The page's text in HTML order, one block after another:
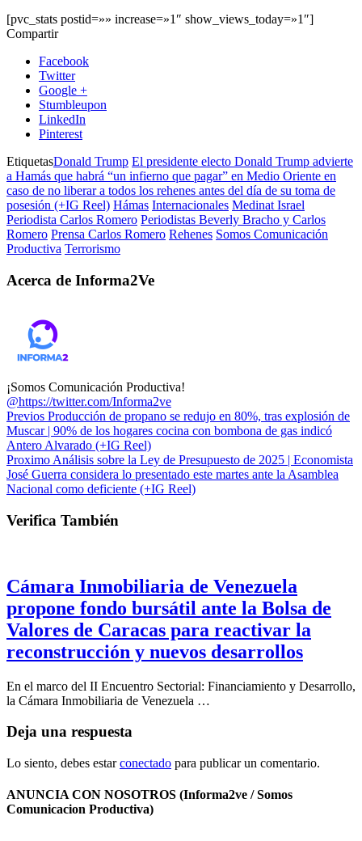
[pvc_stats postid=»» increase=»1″ show_views_today=»1″]
Compartir
Facebook
Twitter
Google +
Stumbleupon
LinkedIn
Pinterest
EtiquetasDonald Trump El presidente electo Donald Trump advierte
a Hamás que habrá “un infierno que pagar” en Medio Oriente en
caso de no liberar a todos los rehenes antes del día de su toma de
posesión (+IG Reel) Hámas Internacionales Medinat Israel
Periodista Carlos Romero Periodistas Beverly Bracho y Carlos
Romero Prensa Carlos Romero Rehenes Somos Comunicación
Productiva Terrorismo
Acerca de Informa2Ve
¡Somos Comunicación Productiva!
@https://twitter.com/Informa2ve
Previos Producción de propano se redujo en 80%, tras explosión de
Muscar | 90% de los hogares cocina con bombona de gas indicó
Antero Alvarado (+IG Reel)
Proximo Análisis sobre la Ley de Presupuesto de 2025 | Economista
José Guerra considera lo presentado este martes ante la Asamblea
Nacional como deficiente (+IG Reel)
Verifica También
Cámara Inmobiliaria de Venezuela
propone fondo bursátil ante la Bolsa de
Valores de Caracas para reactivar la
reconstrucción y nuevos desarrollos
En el marco del II Encuentro Sectorial: Financiamiento y Desarrollo,
la Cámara Inmobiliaria de Venezuela …
Deja una respuesta
Lo siento, debes estarconectado para publicar un comentario.
ANUNCIA CON NOSOTROS (Informa2ve / Somos
Comunicacion Productiva)